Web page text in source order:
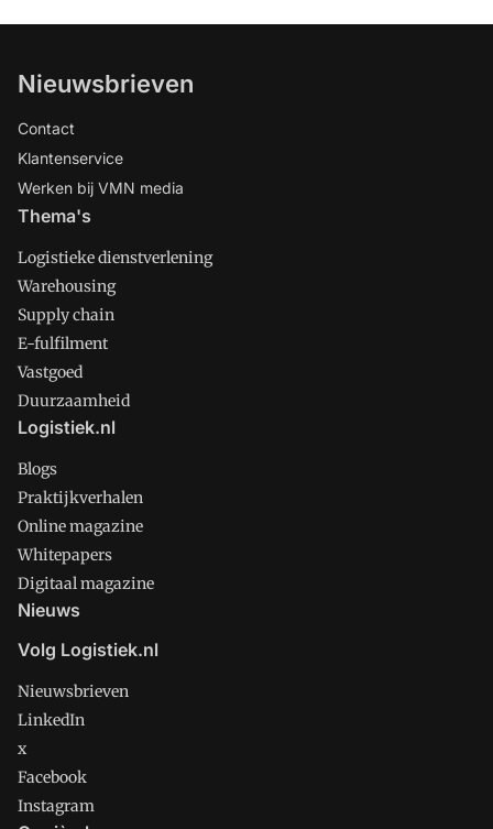
Nieuwsbrieven
Contact
Klantenservice
Werken bij VMN media
Thema's
Logistieke dienstverlening
Warehousing
Supply chain
E-fulfilment
Vastgoed
Duurzaamheid
Logistiek.nl
Blogs
Praktijkverhalen
Online magazine
Whitepapers
Digitaal magazine
Nieuws
Volg Logistiek.nl
Nieuwsbrieven
LinkedIn
x
Facebook
Instagram